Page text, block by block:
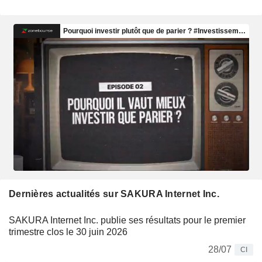
Dernières actualités sur SAKURA Internet Inc.
SAKURA Internet Inc. publie ses résultats pour le premier
trimestre clos le 30 juin 2026
28/07
CI